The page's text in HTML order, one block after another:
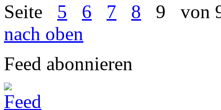
Seite 5 6 7 8 9 von
nach oben
Feed abonnieren